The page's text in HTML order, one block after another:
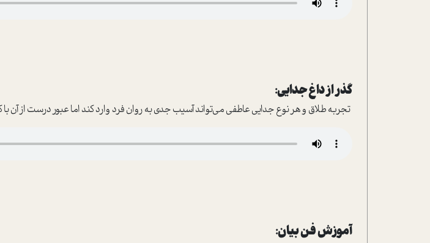
گذر از داغ جدایی:
تجربه طلاق و هر نوع جدایی عاطفی می‌تواند آسیب جدی به روان فرد وارد کند اما عبور درست از
آموزش فن بیان: